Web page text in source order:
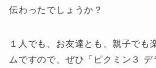
伝わったでしょうか？
１人でも、お友達とも、親子でも
ムですので、ぜひ「ピクミン３ デ